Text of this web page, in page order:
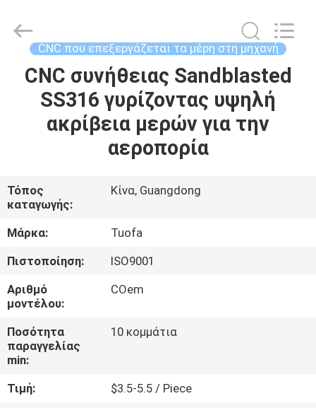
ΣΠΊΤΙ
ΠΡΟΪΌΝΤΑ
ΜΕ
ΕΜΆΣ
ΕΠΙΣΚΈΨΕΙΣ
ΣΤΟ
ΕΡΓΟΣΤΆΣΙΟ
ΈΛΕΓΧΟΣ
ΠΟΙΌΤΗΤΑΣ
Tuofa
Technology
Reserved.
CNC που επεξεργάζεται τα μέρη στη μηχανή
CNC συνήθειας Sandblasted
SS316 γυρίζοντας υψηλή
ακρίβεια μερών για την
αεροπορία
Τόπος
καταγωγής:
Κίνα, Guangdong
Μάρκα:
Tuofa
Πιστοποίηση:
ISO9001
Αριθμό
μοντέλου:
COem
Ποσότητα
παραγγελίας
min:
10 κομμάτια
Τιμή:
$3.5-5.5 / Piece